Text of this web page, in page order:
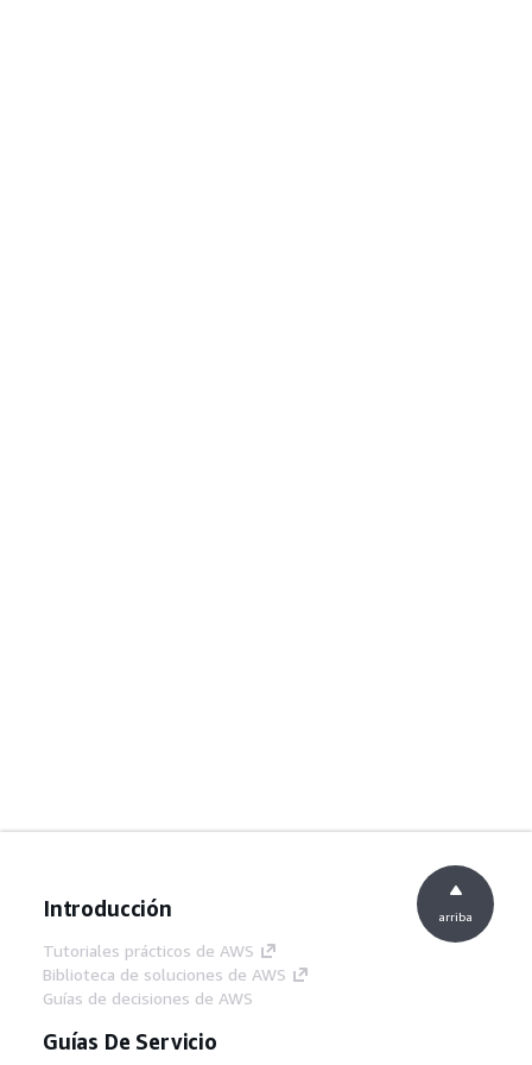
Introducción
Tutoriales prácticos de AWS
Biblioteca de soluciones de AWS
Guías de decisiones de AWS
Guías De Servicio
arriba